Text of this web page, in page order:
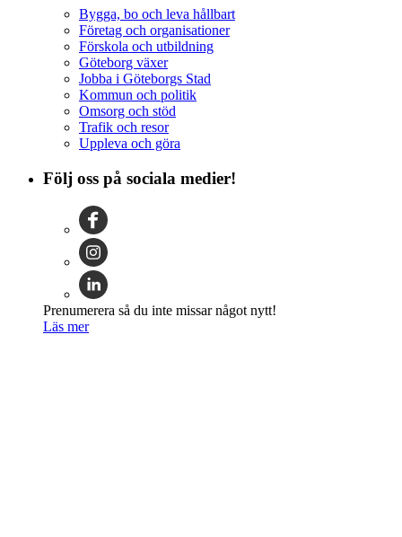
Bygga, bo och leva hållbart
Företag och organisationer
Förskola och utbildning
Göteborg växer
Jobba i Göteborgs Stad
Kommun och politik
Omsorg och stöd
Trafik och resor
Uppleva och göra
Följ oss på sociala medier!
Prenumerera så du inte missar något nytt!
Läs mer